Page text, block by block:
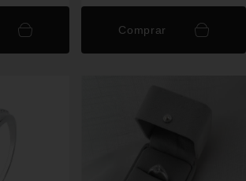
Comprar